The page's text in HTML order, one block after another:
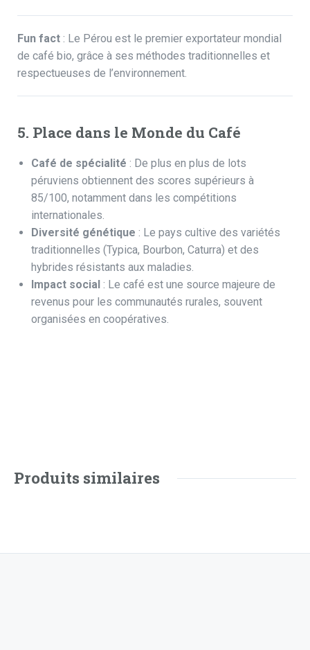
Fun fact : Le Pérou est le premier exportateur mondial
de café bio, grâce à ses méthodes traditionnelles et
respectueuses de l’environnement.
5. Place dans le Monde du Café
Café de spécialité : De plus en plus de lots
péruviens obtiennent des scores supérieurs à
85/100, notamment dans les compétitions
internationales.
Diversité génétique : Le pays cultive des variétés
traditionnelles (Typica, Bourbon, Caturra) et des
hybrides résistants aux maladies.
Impact social : Le café est une source majeure de
revenus pour les communautés rurales, souvent
organisées en coopératives.
Produits similaires